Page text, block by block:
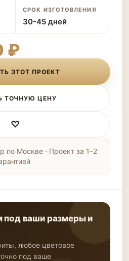
СРОК ИЗГОТОВЛЕНИЯ
30-45 дней
₽
ЭТОТ ПРОЕКТ
ТОЧНУЮ ЦЕНУ
♡
по Москве · Проект за 1–2
под ваши размеры и
любое цветовое
под ваше